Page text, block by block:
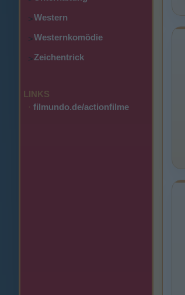
>Western
>Westernkomödie
>Zeichentrick
LINKS
· filmundo.de/actionfilme